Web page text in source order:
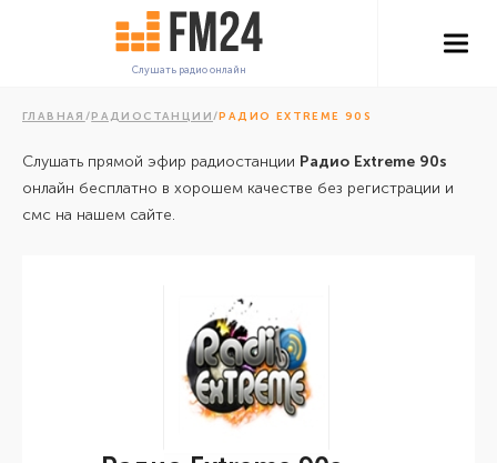
Слушать радио онлайн
ГЛАВНАЯ /РАДИОСТАНЦИИ/РАДИО EXTREME 90S
Слушать прямой эфир радиостанции Радио Extreme 90s
онлайн бесплатно в хорошем качестве без регистрации и
смс на нашем сайте.